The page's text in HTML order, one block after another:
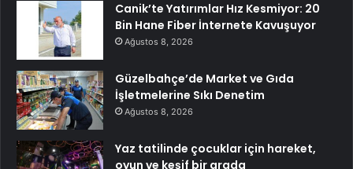
Canik’te Yatırımlar Hız Kesmiyor: 20
Bin Hane Fiber İnternete Kavuşuyor
Ağustos 8, 2026
Güzelbahçe’de Market ve Gıda
İşletmelerine Sıkı Denetim
Ağustos 8, 2026
Yaz tatilinde çocuklar için hareket,
oyun ve keşif bir arada